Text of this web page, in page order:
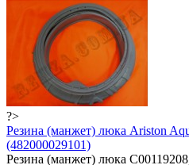
?>
Резина (манжет) люка Ariston
(482000029101)
Резина (манжет) люка